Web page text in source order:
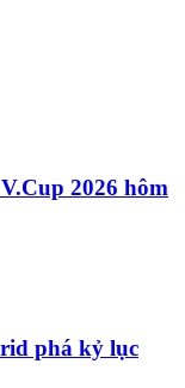
2026 hôm
phá kỷ lục